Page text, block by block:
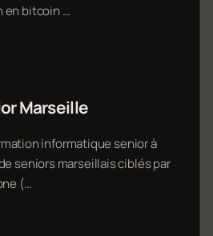
en bitcoin …
Marseille
informatique senior à
seniors marseillais ciblés par
(…